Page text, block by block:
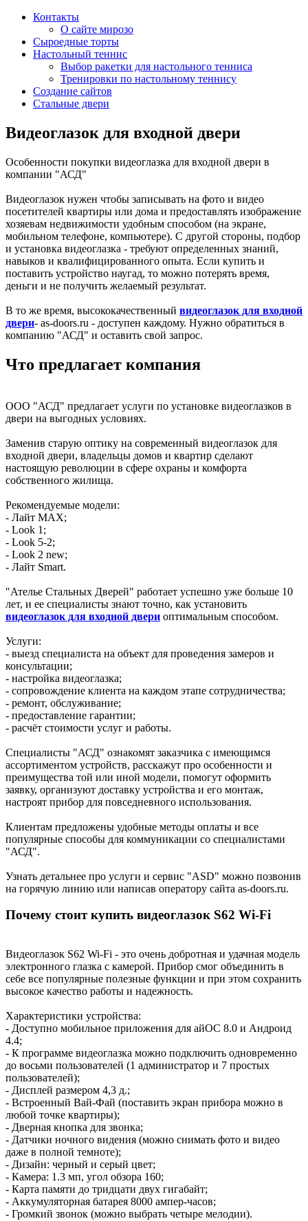
Контакты
О сайте мирозо
Сыроедные торты
Настольный теннис
Выбор ракетки для настольного тенниса
Тренировки по настольному теннису
Создание сайтов
Стальные двери
Видеоглазок для входной двери
Особенности покупки видеоглазка для входной двери в
компании "АСД"
Видеоглазок нужен чтобы записывать на фото и видео
посетителей квартиры или дома и предоставлять изображение
хозяевам недвижимости удобным способом (на экране,
мобильном телефоне, компьютере). С другой стороны, подбор
и установка видеоглазка - требуют определенных знаний,
навыков и квалифицированного опыта. Если купить и
поставить устройство наугад, то можно потерять время,
деньги и не получить желаемый результат.
В то же время, высококачественный видеоглазок для входной
двери- as-doors.ru - доступен каждому. Нужно обратиться в
компанию "АСД" и оставить свой запрос.
Что предлагает компания
ООО "АСД" предлагает услуги по установке видеоглазков в
двери на выгодных условиях.
Заменив старую оптику на современный видеоглазок для
входной двери, владельцы домов и квартир сделают
настоящую революции в сфере охраны и комфорта
собственного жилища.
Рекомендуемые модели:
- Лайт MAX;
- Look 1;
- Look 5-2;
- Look 2 new;
- Лайт Smart.
"Ателье Стальных Дверей" работает успешно уже больше 10
лет, и ее специалисты знают точно, как установить
видеоглазок для входной двери оптимальным способом.
Услуги:
- выезд специалиста на объект для проведения замеров и
консультации;
- настройка видеоглазка;
- сопровождение клиента на каждом этапе сотрудничества;
- ремонт, обслуживание;
- предоставление гарантии;
- расчёт стоимости услуг и работы.
Специалисты "АСД" ознакомят заказчика с имеющимся
ассортиментом устройств, расскажут про особенности и
преимущества той или иной модели, помогут оформить
заявку, организуют доставку устройства и его монтаж,
настроят прибор для повседневного использования.
Клиентам предложены удобные методы оплаты и все
популярные способы для коммуникации со специалистами
"АСД".
Узнать детальнее про услуги и сервис "ASD" можно позвонив
на горячую линию или написав оператору сайта as-doors.ru.
Почему стоит купить видеоглазок S62 Wi-Fi
Видеоглазок S62 Wi-Fi - это очень добротная и удачная модель
электронного глазка с камерой. Прибор смог объединить в
себе все популярные полезные функции и при этом сохранить
высокое качество работы и надежность.
Характеристики устройства:
- Доступно мобильное приложения для айОС 8.0 и Андроид
4.4;
- К программе видеоглазка можно подключить одновременно
до восьми пользователей (1 администратор и 7 простых
пользователей);
- Дисплей размером 4,3 д.;
- Встроенный Вай-Фай (поставить экран прибора можно в
любой точке квартиры);
- Дверная кнопка для звонка;
- Датчики ночного видения (можно снимать фото и видео
даже в полной темноте);
- Дизайн: черный и серый цвет;
- Камера: 1.3 мп, угол обзора 160;
- Карта памяти до тридцати двух гигабайт;
- Аккумуляторная батарея 8000 ампер-часов;
- Громкий звонок (можно выбрать четыре мелодии).